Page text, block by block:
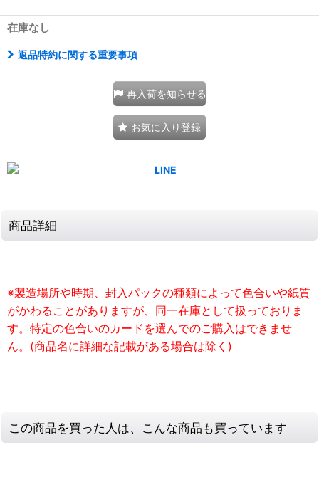
在庫なし
返品特約に関する重要事項
再入荷を知らせる
お気に入り登録
商品詳細
※製造場所や時期、封入パックの種類によって色合いや紙質
がかわることがありますが、同一在庫として扱っておりま
す。特定の色合いのカードを選んでのご購入はできませ
ん。(商品名に詳細な記載がある場合は除く)
この商品を買った人は、こんな商品も買っています